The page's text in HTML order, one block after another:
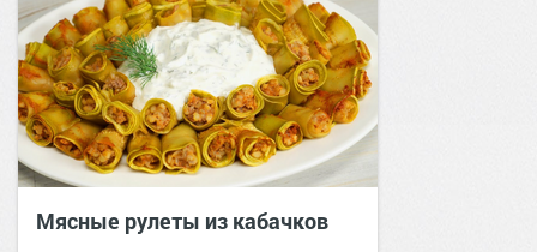
Мясные рулеты из кабачков